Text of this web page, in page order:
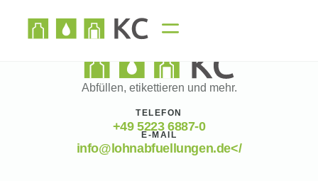
Abfüllen, etikettieren und mehr.
TELEFON
+49 5223 6887-0
E-MAIL
info@lohnabfuellungen.de</